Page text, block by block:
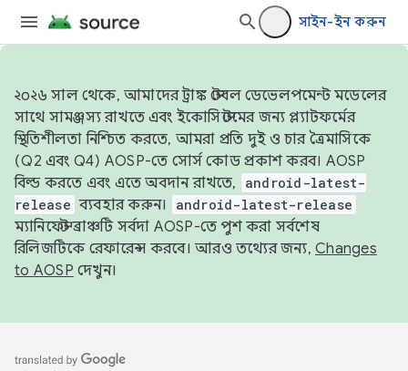
সাইন-ইন করুন
২০২৬ সাল থেকে, আমাদের ট্রাঙ্ক স্টেবল ডেভেলপমেন্ট মডেলের
সাথে সামঞ্জস্য রাখতে এবং ইকোসিস্টেমের জন্য প্ল্যাটফর্মের
স্থিতিশীলতা নিশ্চিত করতে, আমরা প্রতি দুই ও চার ত্রৈমাসিকে
(Q2 এবং Q4) AOSP-তে সোর্স কোড প্রকাশ করব। AOSP
বিল্ড করতে এবং এতে অবদান রাখতে,
android-latest-
release ব্যবহার করুন। android-latest-release
ম্যানিফেস্ট ব্রাঞ্চটি সর্বদা AOSP-তে পুশ করা সর্বশেষ
রিলিজটিকে রেফারেন্স করবে। আরও তথ্যের জন্য, Changes
to AOSP দেখুন।